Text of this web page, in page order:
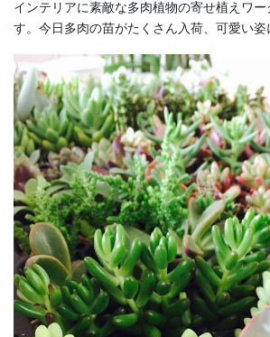
インテリアに素敵な多肉植物の寄せ植えワー
す。今日多肉の苗がたくさん入荷、可愛い姿